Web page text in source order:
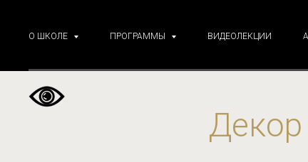
О ШКОЛЕ ПРОГРАММЫ ВИДЕОЛЕКЦИИ
Декор